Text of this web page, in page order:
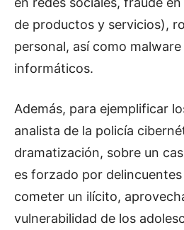
de productos y servicios),
personal, así como
informáticos.
Además, para ejemplificar
analista de la policía
dramatización, sobre un
es forzado por
cometer un ilícito,
vulnerabilidad de los